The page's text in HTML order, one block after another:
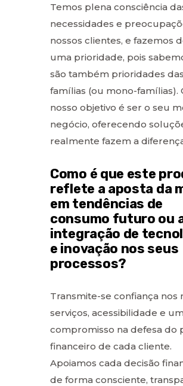
Temos plena consciência
necessidades e
nossos clientes, e fazemos
uma prioridade, pois
são também prioridades das
famílias (ou mono-famílias).
nosso objetivo é ser o seu
negócio, oferecendo
realmente fazem a
Como é que este
reflete a aposta da
em tendências de
consumo futuro ou
integração de
e inovação nos seus
processos?
Transmite-se confiança nos
serviços, acessibilidade e
compromisso na defesa do
financeiro de cada cliente.
Apoiamos cada decisão
de forma consciente,